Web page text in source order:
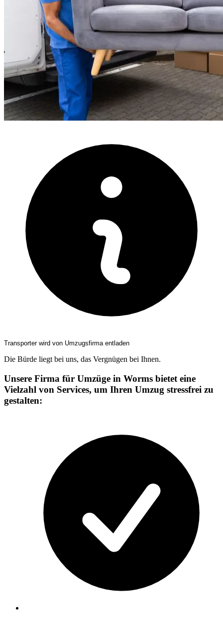
Transporter wird von Umzugsfirma entladen
Die Bürde liegt bei uns, das Vergnügen bei Ihnen.
Unsere Firma für Umzüge in Worms bietet eine
Vielzahl von Services, um Ihren Umzug stressfrei zu
gestalten: